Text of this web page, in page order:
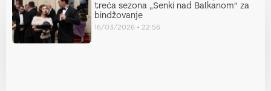
treća sezona „Senki nad Balkanom“ za
bindžovanje
16/03/2026 22:56